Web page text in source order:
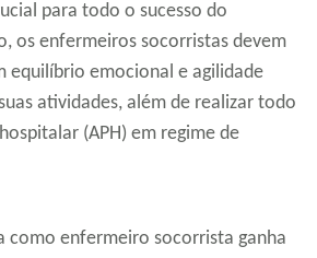
para todo o sucesso do
os enfermeiros socorristas devem
equilíbrio emocional e agilidade
atividades, além de realizar todo
(APH) em regime de
como enfermeiro socorrista ganha